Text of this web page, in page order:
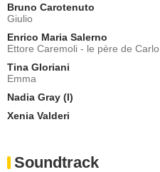
Bruno Carotenuto
Giulio
Enrico Maria Salerno
Ettore Caremoli - le père de Carlo
Tina Gloriani
Emma
Nadia Gray (I)
Xenia Valderi
Soundtrack